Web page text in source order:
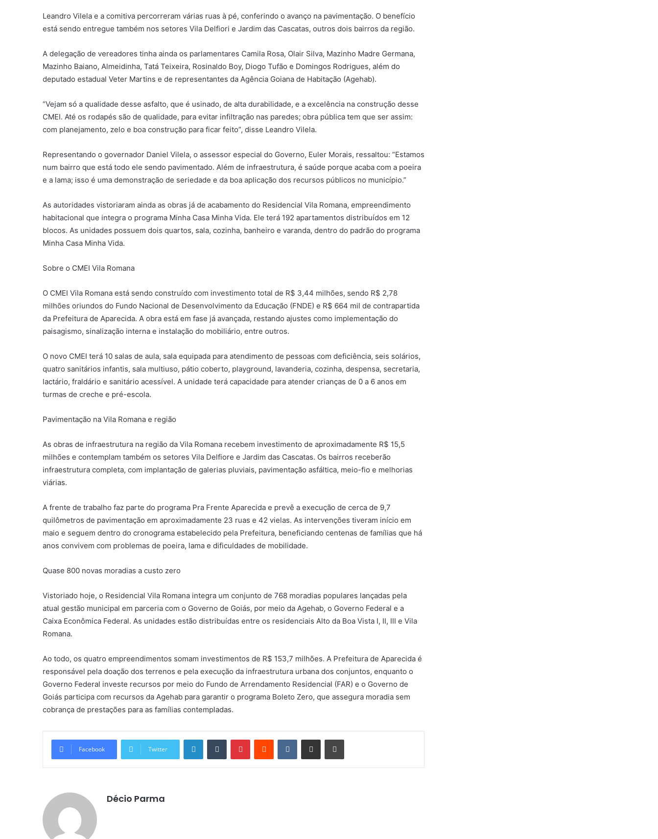
Leandro Vilela e a comitiva percorreram várias ruas à pé, conferindo o avanço na pavimentação. O benefício
está sendo entregue também nos setores Vila Delfiori e Jardim das Cascatas, outros dois bairros da região.
A delegação de vereadores tinha ainda os parlamentares Camila Rosa, Olair Silva, Mazinho Madre Germana,
Mazinho Baiano, Almeidinha, Tatá Teixeira, Rosinaldo Boy, Diogo Tufão e Domingos Rodrigues, além do
deputado estadual Veter Martins e de representantes da Agência Goiana de Habitação (Agehab).
“Vejam só a qualidade desse asfalto, que é usinado, de alta durabilidade, e a excelência na construção desse
CMEI. Até os rodapés são de qualidade, para evitar infiltração nas paredes; obra pública tem que ser assim:
com planejamento, zelo e boa construção para ficar feito”, disse Leandro Vilela.
Representando o governador Daniel Vilela, o assessor especial do Governo, Euler Morais, ressaltou: “Estamos
num bairro que está todo ele sendo pavimentado. Além de infraestrutura, é saúde porque acaba com a poeira
e a lama; isso é uma demonstração de seriedade e da boa aplicação dos recursos públicos no município.”
As autoridades vistoriaram ainda as obras já de acabamento do Residencial Vila Romana, empreendimento
habitacional que integra o programa Minha Casa Minha Vida. Ele terá 192 apartamentos distribuídos em 12
blocos. As unidades possuem dois quartos, sala, cozinha, banheiro e varanda, dentro do padrão do programa
Minha Casa Minha Vida.
Sobre o CMEI Vila Romana
O CMEI Vila Romana está sendo construído com investimento total de R$ 3,44 milhões, sendo R$ 2,78
milhões oriundos do Fundo Nacional de Desenvolvimento da Educação (FNDE) e R$ 664 mil de contrapartida
da Prefeitura de Aparecida. A obra está em fase já avançada, restando ajustes como implementação do
paisagismo, sinalização interna e instalação do mobiliário, entre outros.
O novo CMEI terá 10 salas de aula, sala equipada para atendimento de pessoas com deficiência, seis solários,
quatro sanitários infantis, sala multiuso, pátio coberto, playground, lavanderia, cozinha, despensa, secretaria,
lactário, fraldário e sanitário acessível. A unidade terá capacidade para atender crianças de 0 a 6 anos em
turmas de creche e pré-escola.
Pavimentação na Vila Romana e região
As obras de infraestrutura na região da Vila Romana recebem investimento de aproximadamente R$ 15,5
milhões e contemplam também os setores Vila Delfiore e Jardim das Cascatas. Os bairros receberão
infraestrutura completa, com implantação de galerias pluviais, pavimentação asfáltica, meio-fio e melhorias
viárias.
A frente de trabalho faz parte do programa Pra Frente Aparecida e prevê a execução de cerca de 9,7
quilômetros de pavimentação em aproximadamente 23 ruas e 42 vielas. As intervenções tiveram início em
maio e seguem dentro do cronograma estabelecido pela Prefeitura, beneficiando centenas de famílias que há
anos convivem com problemas de poeira, lama e dificuldades de mobilidade.
Quase 800 novas moradias a custo zero
Vistoriado hoje, o Residencial Vila Romana integra um conjunto de 768 moradias populares lançadas pela
atual gestão municipal em parceria com o Governo de Goiás, por meio da Agehab, o Governo Federal e a
Caixa Econômica Federal. As unidades estão distribuídas entre os residenciais Alto da Boa Vista I, II, III e Vila
Romana.
Ao todo, os quatro empreendimentos somam investimentos de R$ 153,7 milhões. A Prefeitura de Aparecida é
responsável pela doação dos terrenos e pela execução da infraestrutura urbana dos conjuntos, enquanto o
Governo Federal investe recursos por meio do Fundo de Arrendamento Residencial (FAR) e o Governo de
Goiás participa com recursos da Agehab para garantir o programa Boleto Zero, que assegura moradia sem
cobrança de prestações para as famílias contempladas.
Facebook Twitter
LinkedinTumblr PinterestReddit VK Compartilhar via e-mail Imprimir
Décio Parma